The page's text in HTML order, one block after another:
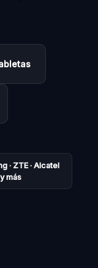
· ZTE · Alcatel
más